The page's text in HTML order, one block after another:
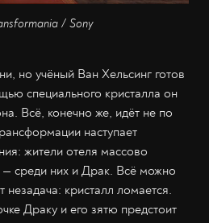
/ Sony
но учёный Ван Хельсинг готов
специального кристалла он
Всё, конечно же, идёт не по
наступает
жители отеля массово
среди них и Драк. Всё можно
незадача: кристалл ломается.
Драку и его зятю предстоит